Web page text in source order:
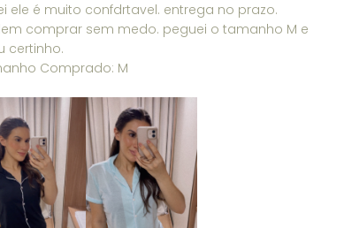
ele é muito confdrtavel. entrega no prazo.
comprar sem medo. peguei o tamanho M e
certinho.
Comprado: M